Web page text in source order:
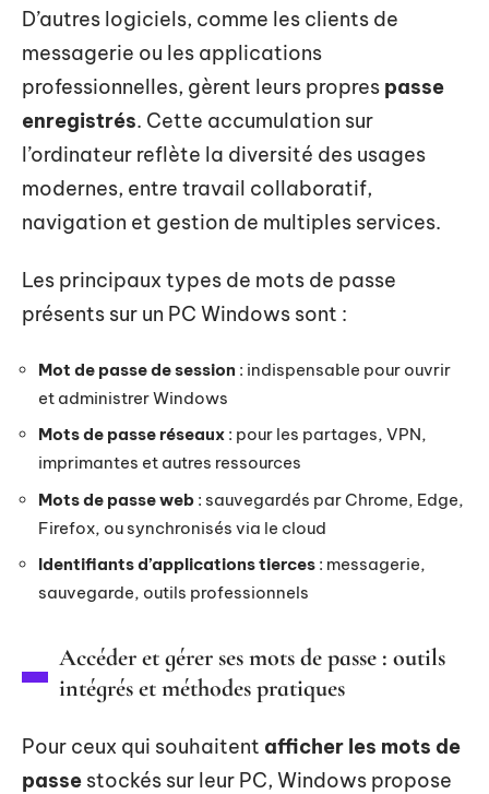
D’autres logiciels, comme les clients de
messagerie ou les applications
professionnelles, gèrent leurs propres passe
enregistrés. Cette accumulation sur
l’ordinateur reflète la diversité des usages
modernes, entre travail collaboratif,
navigation et gestion de multiples services.
Les principaux types de mots de passe
présents sur un PC Windows sont :
Mot de passe de session : indispensable pour ouvrir
et administrer Windows
Mots de passe réseaux : pour les partages, VPN,
imprimantes et autres ressources
Mots de passe web : sauvegardés par Chrome, Edge,
Firefox, ou synchronisés via le cloud
Identifiants d’applications tierces : messagerie,
sauvegarde, outils professionnels
Accéder et gérer ses mots de passe : outils
intégrés et méthodes pratiques
Pour ceux qui souhaitent afficher les mots de
passe stockés sur leur PC, Windows propose